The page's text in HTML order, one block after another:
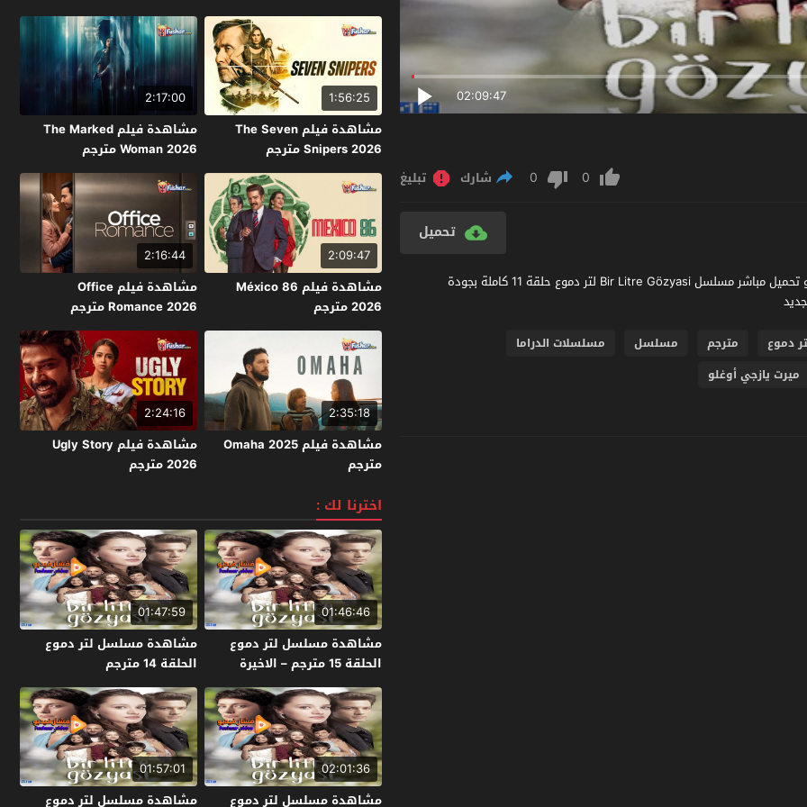
02:09:47
0
0 شارك تبليغ
تحميل
مشاهدة مسلسل لتر دموع الحلقة 11 مترجم عربي اون لاين مشاهدة و تحميل مباشر مسلسل Bir Litre Gözyasi لتر دموع حلقة 11 كاملة بجودة
دموع مترجم مسلسل
مسلسلات الدراما
ميرت يازجي أوغلو
1:56:25
مشاهدة فيلم The Seven
Snipers 2026 مترجم
2:17:00
مشاهدة فيلم The Marked
Woman 2026 مترجم
2:09:47
مشاهدة فيلم México 86
2026 مترجم
2:16:44
مشاهدة فيلم Office
Romance 2026 مترجم
2:35:18
مشاهدة فيلم Omaha 2025
مترجم
2:24:16
مشاهدة فيلم Ugly Story
2026 مترجم
اخترنا لك :
01:46:46
مشاهدة مسلسل لتر دموع
الحلقة 15 مترجم – الاخيرة
01:47:59
مشاهدة مسلسل لتر دموع
الحلقة 14 مترجم
02:01:36
مشاهدة مسلسل لتر دموع
01:57:01
مشاهدة مسلسل لتر دموع